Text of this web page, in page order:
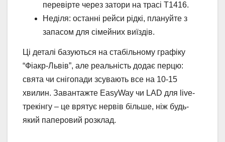
перевірте через затори на трасі Т1416.
Неділя: останні рейси рідкі, плануйте з
запасом для сімейних виїздів.
Ці деталі базуються на стабільному графіку
“Фіакр-Львів”, але реальність додає перцю:
свята чи снігопади зсувають все на 10-15
хвилин. Завантажте EasyWay чи LAD для live-
трекінгу – це врятує нервів більше, ніж будь-
який паперовий розклад.